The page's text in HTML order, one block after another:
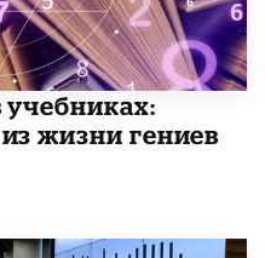
жизни гениев